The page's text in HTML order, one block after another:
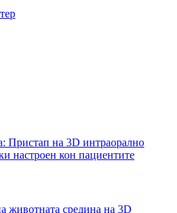
Пристап на 3D интраорално
настроен кон пациентите